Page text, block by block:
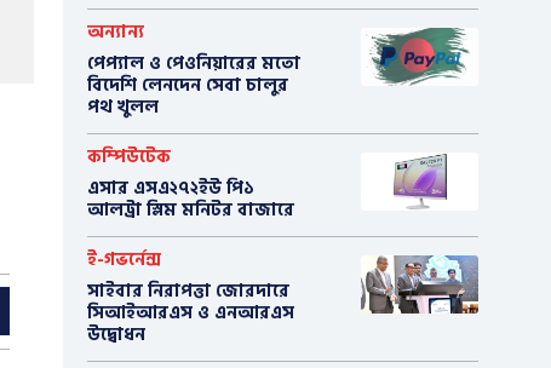
অন্যান্য
পেপ্যাল ও পেওনিয়ারের মতো
বিদেশি লেনদেন সেবা চালুর
পথ খুলল
কম্পিউটেক
এসার এসএ২৭২ইউ পি১
আলট্রা স্লিম মনিটর বাজারে
ই-গভর্নেন্স
সাইবার নিরাপত্তা জোরদারে
সিআইআরএস ও এনআরএস
উদ্বোধন